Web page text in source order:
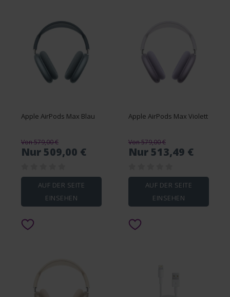
Apple AirPods Max Blau
Von 579,00 €
Nur 509,00 €
AUF DER SEITE
EINSEHEN
Apple AirPods Max Violett
Von 579,00 €
Nur 513,49 €
AUF DER SEITE
EINSEHEN